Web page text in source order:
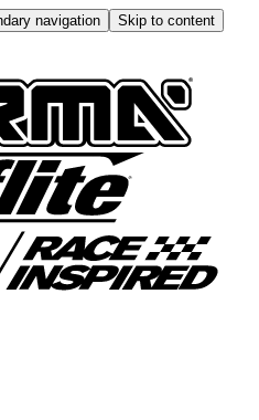
navigation
Skip to content